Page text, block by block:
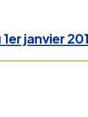
janvier